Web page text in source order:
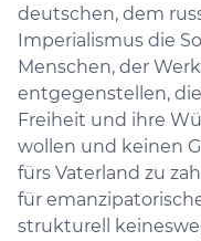
deutschen, dem
Imperialismus die
Menschen, der
entgegenstellen,
Freiheit und ihre
wollen und keinen
fürs Vaterland zu
für
strukturell